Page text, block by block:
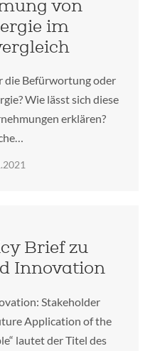
von
im
die Befürwortung oder
Wie lässt sich diese
erklären?
Brief zu
Innovation
Stakeholder
Application of the
lautet der Titel des